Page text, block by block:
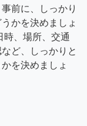
前に、しっかり
かを決めましょ
時、場所、交通
ど、しっかりと
を決めましょ